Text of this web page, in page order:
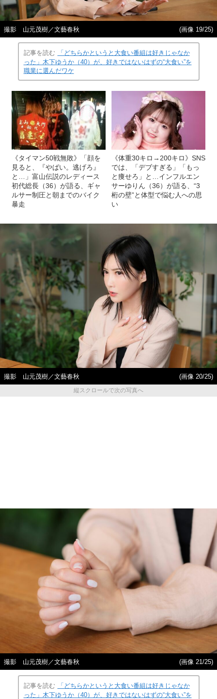
撮影 山元茂樹／文藝春秋 (画像 19/25)
記事を読む
「どちらかというと大食い番組は好きじゃなか
った」木下ゆうか（40）が、好きではないはずの“大食い”を
職業に選んだワケ
《タイマン50戦無敗》「顔を
見ると、『やばい。逃げろ』
と…」富山伝説のレディース
初代総長（36）が語る、ギャ
ルサー制圧と朝までのバイク
暴走
《体重30キロ→200キロ》SNS
では、「デブすぎる」「もっ
と痩せろ」と…インフルエン
サーゆりん（36）が語る、“3
桁の壁”と体型で悩む人への思
い
撮影 山元茂樹／文藝春秋
(画像 20/25)
縦スクロールで次の写真へ
撮影 山元茂樹／文藝春秋 (画像 21/25)
記事を読む
「どちらかというと大食い番組は好きじゃなか
った」木下ゆうか（40）が、好きではないはずの“大食い”を